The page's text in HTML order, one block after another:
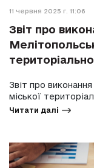
11 червня 2025 г. 11:06
Звіт про
Звіт про
міської
Читати далі